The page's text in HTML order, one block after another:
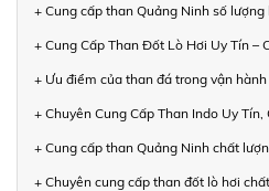
+ Cung cấp than Quảng Ninh số
+ Cung Cấp Than Đốt Lò Hơi Uy Tín –
+ Ưu điểm của than đá trong vận
+ Chuyên Cung Cấp Than Indo Uy
+ Cung cấp than Quảng Ninh chất
+ Chuyên cung cấp than đốt lò hơi